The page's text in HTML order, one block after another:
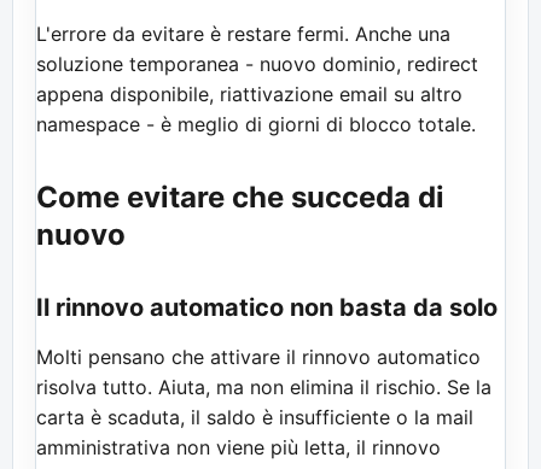
L'errore da evitare è restare fermi. Anche una
soluzione temporanea - nuovo dominio, redirect
appena disponibile, riattivazione email su altro
namespace - è meglio di giorni di blocco totale.
Come evitare che succeda di
nuovo
Il rinnovo automatico non basta da solo
Molti pensano che attivare il rinnovo automatico
risolva tutto. Aiuta, ma non elimina il rischio. Se la
carta è scaduta, il saldo è insufficiente o la mail
amministrativa non viene più letta, il rinnovo